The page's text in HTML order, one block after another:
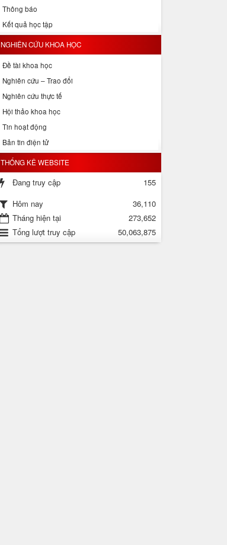
Thông báo
Kết quả học tập
NGHIÊN CỨU KHOA HỌC
Đề tài khoa học
Nghiên cứu – Trao đổi
Nghiên cứu thực tế
Hội thảo khoa học
Tin hoạt động
Bản tin điện tử
THỐNG KÊ WEBSITE
Đang truy cập
155
Hôm nay
36,110
Tháng hiện tại
273,652
Tổng lượt truy cập
50,063,875